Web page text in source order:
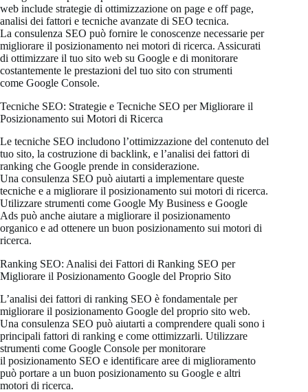
web include strategie di ottimizzazione on page e off page,
analisi dei fattori e tecniche avanzate di SEO tecnica.
La consulenza SEO può fornire le conoscenze necessarie per
migliorare il posizionamento nei motori di ricerca. Assicurati
di ottimizzare il tuo sito web su Google e di monitorare
costantemente le prestazioni del tuo sito con strumenti
come Google Console.
Tecniche SEO: Strategie e Tecniche SEO per Migliorare il
Posizionamento sui Motori di Ricerca
Le tecniche SEO includono l’ottimizzazione del contenuto del
tuo sito, la costruzione di backlink, e l’analisi dei fattori di
ranking che Google prende in considerazione.
Una consulenza SEO può aiutarti a implementare queste
tecniche e a migliorare il posizionamento sui motori di ricerca.
Utilizzare strumenti come Google My Business e Google
Ads può anche aiutare a migliorare il posizionamento
organico e ad ottenere un buon posizionamento sui motori di
ricerca.
Ranking SEO: Analisi dei Fattori di Ranking SEO per
Migliorare il Posizionamento Google del Proprio Sito
L’analisi dei fattori di ranking SEO è fondamentale per
migliorare il posizionamento Google del proprio sito web.
Una consulenza SEO può aiutarti a comprendere quali sono i
principali fattori di ranking e come ottimizzarli. Utilizzare
strumenti come Google Console per monitorare
il posizionamento SEO e identificare aree di miglioramento
può portare a un buon posizionamento su Google e altri
motori di ricerca.